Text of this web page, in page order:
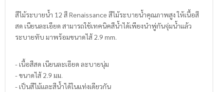
สีไม้ระบายน้ำ 12 สี Renaissance สีไม้ระบายน้ำคุณภาพสูง ให้เนื้อสี
สด เนียนละเอียด สามารถใช้เทคนิคสีน้ำได้เพียงนำพู่กันจุ่มน้ำแล้ว
ระบายทับ มาพร้อมขนาดไส้ 2.9 mm.
- เนื้อสีสด เนียนละเอียด ละบายนุ่ม
- ขนาดไส้ 2.9 มม.
- เป็นสีไม้และสีน้ำได้ในแท่งเดียวกัน